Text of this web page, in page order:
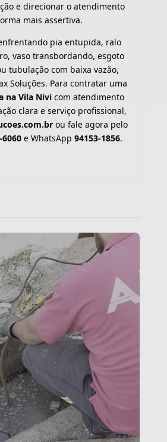
e direcionar o atendimento
mais assertiva.
pia entupida, ralo
vaso transbordando, esgoto
tubulação com baixa vazão,
Soluções. Para contratar uma
na Vila Nivicom atendimento
clara e serviço profissional,
ou fale agora pelo
6060e WhatsApp 94153-1856.